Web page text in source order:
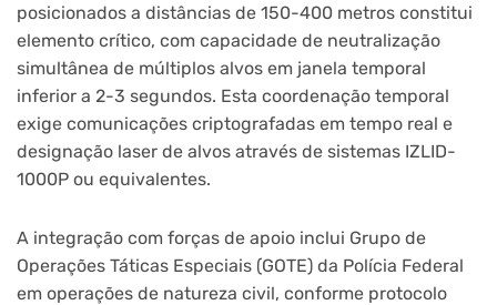
posicionados a distâncias de 150-400 metros constitui
elemento crítico, com capacidade de neutralização
simultânea de múltiplos alvos em janela temporal
inferior a 2-3 segundos. Esta coordenação temporal
exige comunicações criptografadas em tempo real e
designação laser de alvos através de sistemas IZLID-
1000P ou equivalentes.
A integração com forças de apoio inclui Grupo de
Operações Táticas Especiais (GOTE) da Polícia Federal
em operações de natureza civil, conforme protocolo